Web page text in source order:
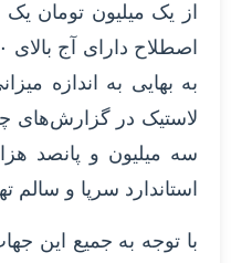
از یک میلیون تومان
به بهایی به اندازه
لاستیک در گزارش‌های
سه میلیون و پانصد
استاندارد سرپا و سالم
با توجه به جمیع این